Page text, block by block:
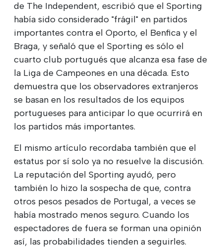
de The Independent, escribió que el Sporting
había sido considerado "frágil" en partidos
importantes contra el Oporto, el Benfica y el
Braga, y señaló que el Sporting es sólo el
cuarto club portugués que alcanza esa fase de
la Liga de Campeones en una década. Esto
demuestra que los observadores extranjeros
se basan en los resultados de los equipos
portugueses para anticipar lo que ocurrirá en
los partidos más importantes.
El mismo artículo recordaba también que el
estatus por sí solo ya no resuelve la discusión.
La reputación del Sporting ayudó, pero
también lo hizo la sospecha de que, contra
otros pesos pesados de Portugal, a veces se
había mostrado menos seguro. Cuando los
espectadores de fuera se forman una opinión
así, las probabilidades tienden a seguirles.